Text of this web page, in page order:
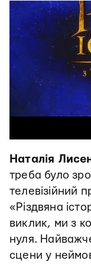
Наталія
треба було
телевізійний
«Різдвяна
виклик, ми з
нуля.
сцени у